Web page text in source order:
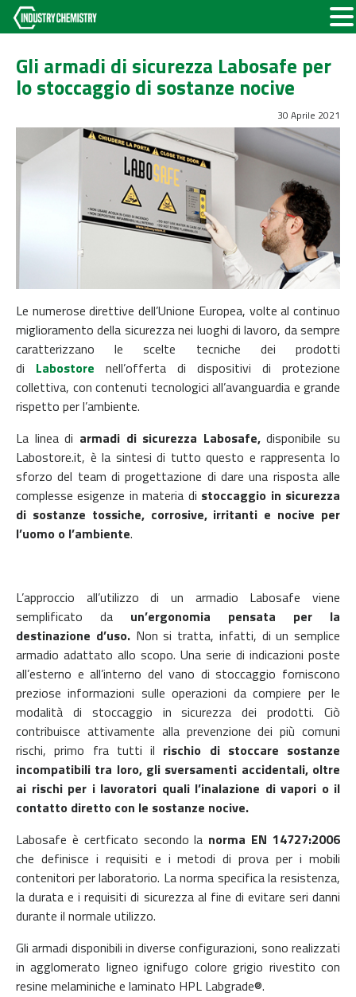
Gli armadi di sicurezza Labosafe per
lo stoccaggio di sostanze nocive
30 Aprile 2021
Le numerose direttive dell’Unione Europea, volte al continuo
miglioramento della sicurezza nei luoghi di lavoro, da sempre
caratterizzano le scelte tecniche dei prodotti
di Labostore nell’offerta di dispositivi di protezione
collettiva, con contenuti tecnologici all’avanguardia e grande
rispetto per l’ambiente.
La linea di armadi di sicurezza Labosafe,disponibile su
Labostore.it, è la sintesi di tutto questo e rappresenta lo
sforzo del team di progettazione di dare una risposta alle
complesse esigenze in materia di stoccaggio in sicurezza
di sostanze tossiche, corrosive, irritanti e nocive per
l’uomo o l’ambiente.
L’approccio all’utilizzo di un armadio Labosafe viene
semplificato da un’ergonomia pensata per la
destinazione d’uso.Non si tratta, infatti, di un semplice
armadio adattato allo scopo. Una serie di indicazioni poste
all’esterno e all’interno del vano di stoccaggio forniscono
preziose informazioni sulle operazioni da compiere per le
modalità di stoccaggio in sicurezza dei prodotti. Ciò
contribuisce attivamente alla prevenzione dei più comuni
rischi, primo fra tutti il rischio di stoccare sostanze
incompatibili tra loro, gli sversamenti accidentali, oltre
ai rischi per i lavoratori quali l’inalazione di vapori o il
contatto diretto con le sostanze nocive.
Labosafe è certficato secondo la norma EN 14727:2006
che definisce i requisiti e i metodi di prova per i mobili
contenitori per laboratorio. La norma specifica la resistenza,
la durata e i requisiti di sicurezza al fine di evitare seri danni
durante il normale utilizzo.
Gli armadi disponibili in diverse configurazioni, sono realizzati
in agglomerato ligneo ignifugo colore grigio rivestito con
resine melaminiche e laminato HPL Labgrade®.